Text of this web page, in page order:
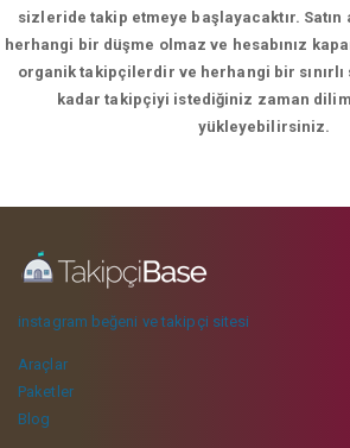
sizleride takip etmeye başlayacaktır. Satın
herhangi bir düşme olmaz ve hesabınız
organik takipçilerdir ve herhangi bir sınırlı
kadar takipçiyi istediğiniz zaman
yükleyebilirsiniz.
instagram beğeni ve takipçi sitesi
Araçlar
Paketler
Blog